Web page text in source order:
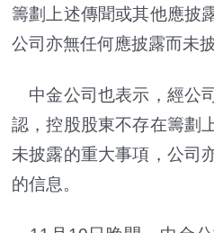
籌劃上述傳聞或其他應披
公司亦無任何應披露而未
中金公司也表示，經公
認，控股股東不存在籌劃
未披露的重大事項，公司
的信息。